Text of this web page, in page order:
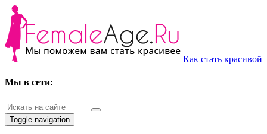
Как стать красивой
Мы в сети:
Toggle navigation